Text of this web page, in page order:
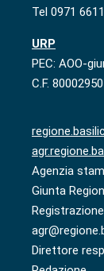
Tel 0971
URP
PEC: AOO-
C.F.
Agenzia
Giunta
Direttore